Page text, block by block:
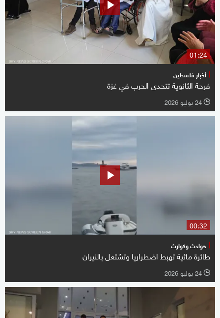
01:24
أخبار فلسطين
فرحة الثانوية تتحدى الحرب في غزة
l 24 يوليو 2026
00:32
حوادث وكوارث
طائرة مائية تهبط اضطراريا وتشتعل بالنيران
l 24 يوليو 2026